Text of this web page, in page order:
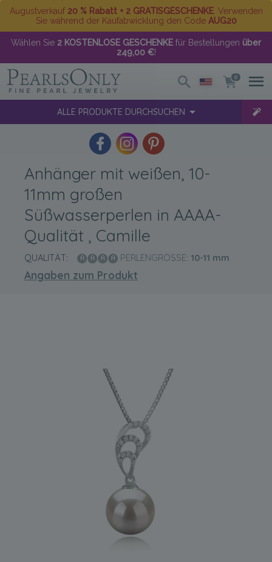
Augustverkauf 20 % Rabatt + 2 GRATISGESCHENKE. Verwenden
Sie während der Kaufabwicklung den Code AUG20
Wählen Sie 2 KOSTENLOSE GESCHENKE für Bestellungen über
249,00 €!
0
ALLE PRODUKTE DURCHSUCHEN
Anhänger mit weißen, 10-
11mm großen
Süßwasserperlen in AAAA-
Qualität , Camille
QUALITÄT: PERLENGRÖSSE: 10-11 mm
Angaben zum Produkt